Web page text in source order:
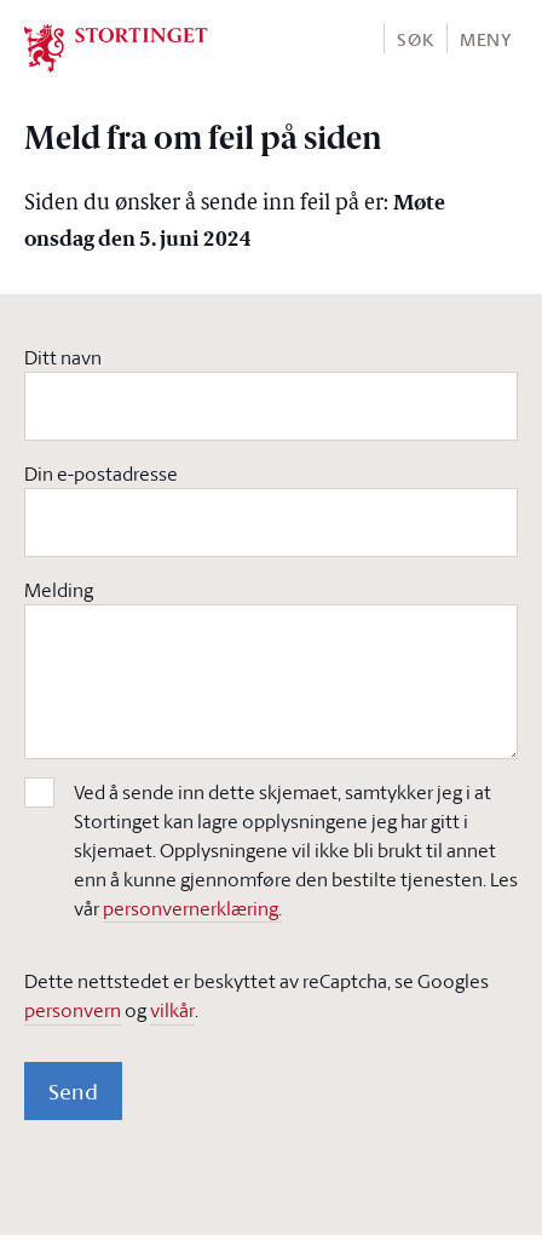
Stortinget.no
SØK MENY
Meld fra om feil på siden
Siden du ønsker å sende inn feil på er: Møte
onsdag den 5. juni 2024
Ditt navn
Din e-postadresse
Melding
Ved å sende inn dette skjemaet, samtykker jeg i at
Stortinget kan lagre opplysningene jeg har gitt i
skjemaet. Opplysningene vil ikke bli brukt til annet
enn å kunne gjennomføre den bestilte tjenesten. Les
vårpersonvernerklæring.
Dette nettstedet er beskyttet av reCaptcha, se Googles
personvern ogvilkår.
Send